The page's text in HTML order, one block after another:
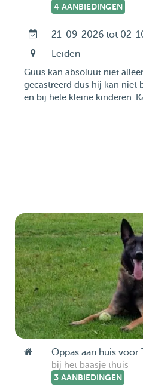
4 AANBIEDINGEN
21-09-2026 tot 02-
Leiden
Guus kan absoluut niet
gecastreerd dus hij kan niet
en bij hele kleine kinderen.
Oppas aan huis voor
bij het baasje thuis
3 AANBIEDINGEN